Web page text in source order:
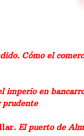
Cómo el
imperio en
prudente
. El puerto de